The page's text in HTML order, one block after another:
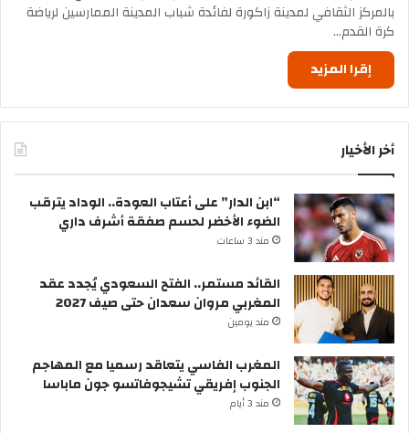
بالمركز الثقافي لمدينة زاكورة لفائدة شباب المدينة الممارسين لرياضة
كرة القدم…
إقرا المزيد
أخر الأخيار
“ابن الدار” على أعتاب العودة.. الوداد يترقب
الضوء الأخضر لحسم صفقة أشرف داري
مند 3 ساعات
القائد مستمر.. الفتح السعودي يُجدد عقد
المغربي مروان سعدان حتى صيف 2027
مند يومين
المغرب الفاسي يتعاقد رسميا مع المهاجم
الجنوب إفريقي تشيجوفاتسو جون ماباسا
مند 3 أيام